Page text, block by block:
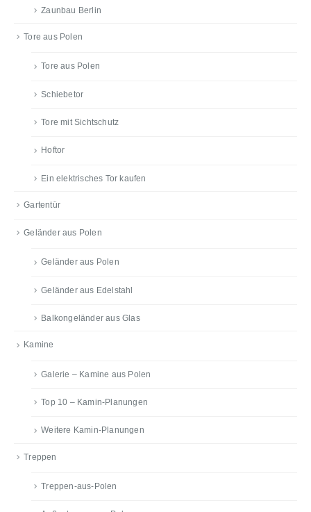
Zaunbau Berlin
Tore aus Polen
Tore aus Polen
Schiebetor
Tore mit Sichtschutz
Hoftor
Ein elektrisches Tor kaufen
Gartentür
Geländer aus Polen
Geländer aus Polen
Geländer aus Edelstahl
Balkongeländer aus Glas
Kamine
Galerie – Kamine aus Polen
Top 10 – Kamin-Planungen
Weitere Kamin-Planungen
Treppen
Treppen-aus-Polen